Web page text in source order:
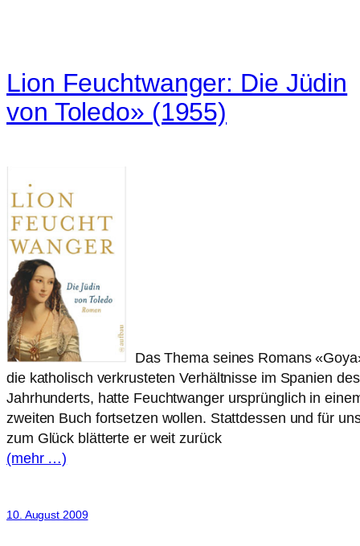
Lion Feuchtwanger: Die Jüdin
von Toledo» (1955)
Das Thema seines Romans
die katholisch verkrusteten Verhältnisse im Spanien
Jahrhunderts, hatte Feuchtwanger ursprünglich in
zweiten Buch fortsetzen wollen. Stattdessen und für
zum Glück blätterte er weit zurück
(mehr …)
10. August 2009